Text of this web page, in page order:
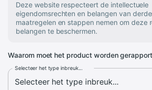
Deze website respecteert de intellectuele
eigendomsrechten en belangen van
maatregelen en stappen nemen om deze
belangen te beschermen.
Waarom moet het product worden
Selecteer het type inbreuk...